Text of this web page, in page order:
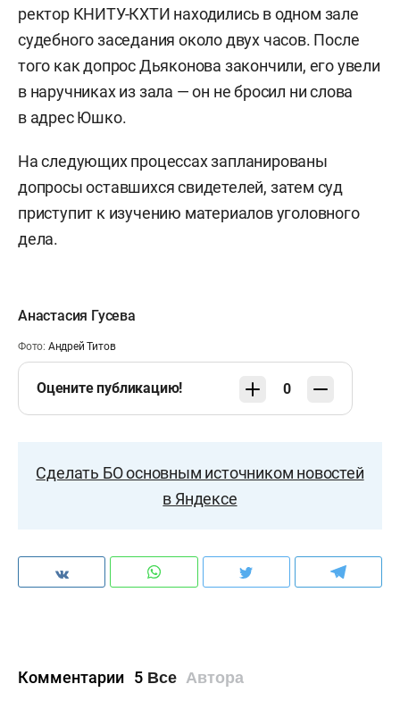
ректор КНИТУ-КХТИ находились в одном зале
судебного заседания около двух часов. После
того как допрос Дьяконова закончили, его увели
в наручниках из зала — он не бросил ни слова
в адрес Юшко.
На следующих процессах запланированы
допросы оставшихся свидетелей, затем суд
приступит к изучению материалов уголовного
дела.
Анастасия Гусева
Фото: Андрей Титов
Оцените публикацию! 0
Сделать БО основным источником новостей
в Яндексе
Комментарии 5 Все Автора